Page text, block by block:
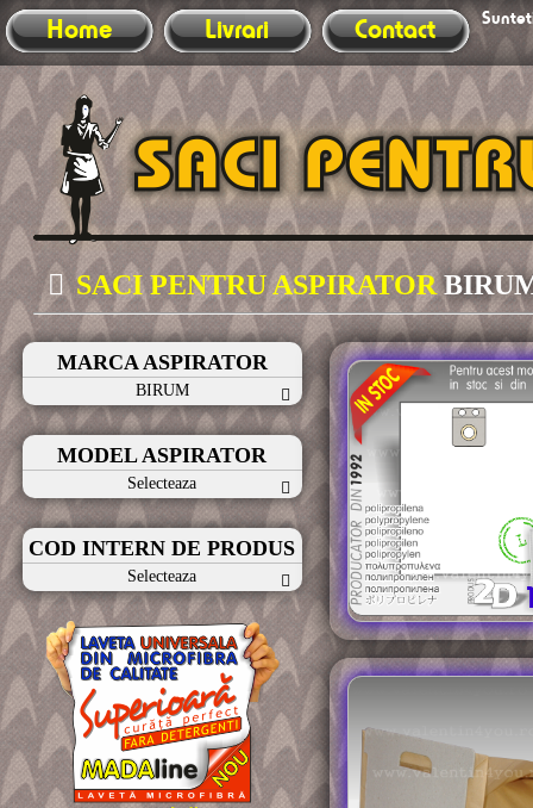
Home Livrari Contact
SACI PENTRU ASPIRATOR
MARCA ASPIRATOR
BIRUM
MODEL ASPIRATOR
Selecteaza
COD INTERN DE PRODUS
Selecteaza